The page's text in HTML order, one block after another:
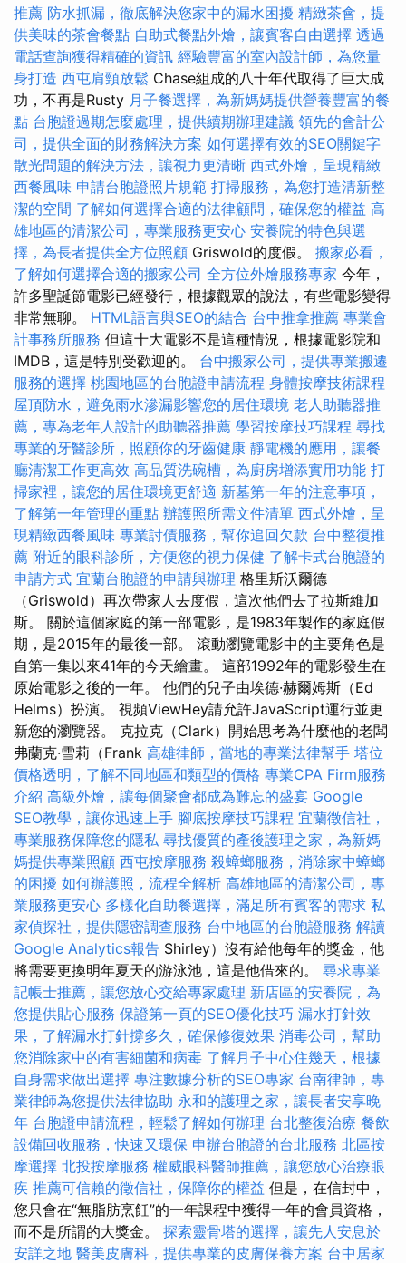
推薦 防水抓漏，徹底解決您家中的漏水困擾 精緻茶會，提
供美味的茶會餐點 自助式餐點外燴，讓賓客自由選擇 透過
電話查詢獲得精確的資訊 經驗豐富的室內設計師，為您量
身打造 西屯肩頸放鬆 Chase組成的八十年代取得了巨大成
功，不再是Rusty 月子餐選擇，為新媽媽提供營養豐富的餐
點 台胞證過期怎麼處理，提供續期辦理建議 領先的會計公
司，提供全面的財務解決方案 如何選擇有效的SEO關鍵字
散光問題的解決方法，讓視力更清晰 西式外燴，呈現精緻
西餐風味 申請台胞證照片規範 打掃服務，為您打造清新整
潔的空間 了解如何選擇合適的法律顧問，確保您的權益 高
雄地區的清潔公司，專業服務更安心 安養院的特色與選
擇，為長者提供全方位照顧 Griswold的度假。 搬家必看，
了解如何選擇合適的搬家公司 全方位外燴服務專家 今年，
許多聖誕節電影已經發行，根據觀眾的說法，有些電影變得
非常無聊。 HTML語言與SEO的結合 台中推拿推薦 專業會
計事務所服務 但這十大電影不是這種情況，根據電影院和
IMDB，這是特別受歡迎的。 台中搬家公司，提供專業搬遷
服務的選擇 桃園地區的台胞證申請流程 身體按摩技術課程
屋頂防水，避免雨水滲漏影響您的居住環境 老人助聽器推
薦，專為老年人設計的助聽器推薦 學習按摩技巧課程 尋找
專業的牙醫診所，照顧你的牙齒健康 靜電機的應用，讓餐
廳清潔工作更高效 高品質洗碗槽，為廚房增添實用功能 打
掃家裡，讓您的居住環境更舒適 新墓第一年的注意事項，
了解第一年管理的重點 辦護照所需文件清單 西式外燴，呈
現精緻西餐風味 專業討債服務，幫你追回欠款 台中整復推
薦 附近的眼科診所，方便您的視力保健 了解卡式台胞證的
申請方式 宜蘭台胞證的申請與辦理 格里斯沃爾德
（Griswold）再次帶家人去度假，這次​​他們去了拉斯維加
斯。 關於這個家庭的第一部電影，是1983年製作的家庭假
期，是2015年的最後一部。 滾動瀏覽電影中的主要角色是
自第一集以來41年的今天繪畫。 這部1992年的電影發生在
原始電影之後的一年。 他們的兒子由埃德·赫爾姆斯（Ed
Helms）扮演。 視頻ViewHey請允許JavaScript運行並更
新您的瀏覽器。 克拉克（Clark）開始思考為什麼他的老闆
弗蘭克·雪莉（Frank 高雄律師，當地的專業法律幫手 塔位
價格透明，了解不同地區和類型的價格 專業CPA Firm服務
介紹 高級外燴，讓每個聚會都成為難忘的盛宴 Google
SEO教學，讓你迅速上手 腳底按摩技巧課程 宜蘭徵信社，
專業服務保障您的隱私 尋找優質的產後護理之家，為新媽
媽提供專業照顧 西屯按摩服務 殺蟑螂服務，消除家中蟑螂
的困擾 如何辦護照，流程全解析 高雄地區的清潔公司，專
業服務更安心 多樣化自助餐選擇，滿足所有賓客的需求 私
家偵探社，提供隱密調查服務 台中地區的台胞證服務 解讀
Google Analytics報告 Shirley）沒有給他每年的獎金，他
將需要更換明年夏天的游泳池，這是他借來的。 尋求專業
記帳士推薦，讓您放心交給專家處理 新店區的安養院，為
您提供貼心服務 保證第一頁的SEO優化技巧 漏水打針效
果，了解漏水打針撐多久，確保修復效果 消毒公司，幫助
您消除家中的有害細菌和病毒 了解月子中心住幾天，根據
自身需求做出選擇 專注數據分析的SEO專家 台南律師，專
業律師為您提供法律協助 永和的護理之家，讓長者安享晚
年 台胞證申請流程，輕鬆了解如何辦理 台北整復治療 餐飲
設備回收服務，快速又環保 申辦台胞證的台北服務 北區按
摩選擇 北投按摩服務 權威眼科醫師推薦，讓您放心治療眼
疾 推薦可信賴的徵信社，保障你的權益 但是，在信封中，
您只會在“無脂肪烹飪”的一年課程中獲得一年的會員資格，
而不是所謂的大獎金。 探索靈骨塔的選擇，讓先人安息於
安詳之地 醫美皮膚科，提供專業的皮膚保養方案 台中居家